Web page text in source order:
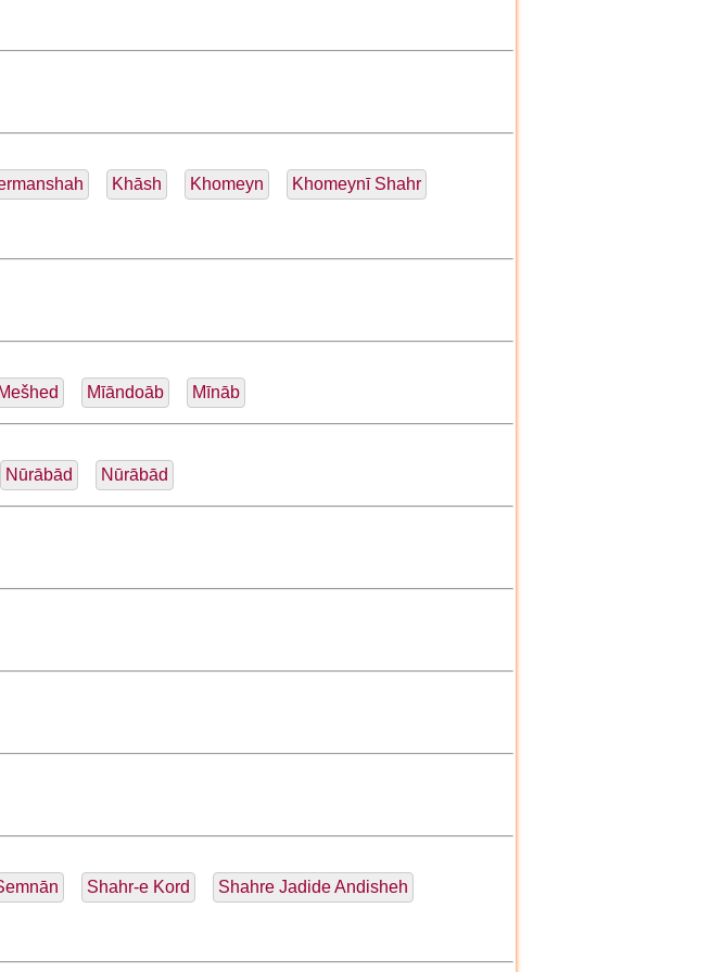
Khāsh Khomeyn Khomeynī Shahr
Mešhed Mīāndoāb Mīnāb
Nūrābād Nūrābād
Shahr-e Kord Shahre Jadide Andisheh